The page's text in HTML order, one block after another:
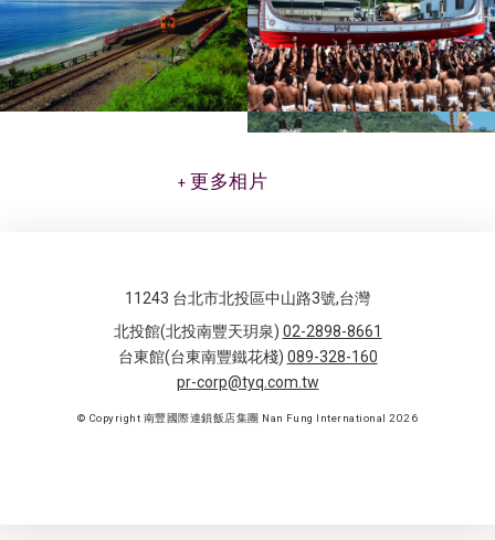
更多相片
11243 台北市北投區中山路3號,台灣
北投館(北投南豐天玥泉) 02-2898-8661
台東館(台東南豐鐵花棧) 089-328-160
pr-corp@tyq.com.tw
© Copyright 南豐國際連鎖飯店集團 Nan Fung International 2026